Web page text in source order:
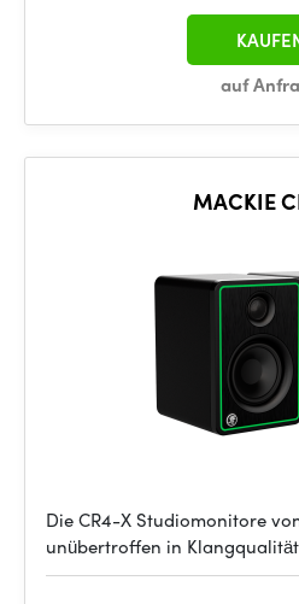
auf
MACKIE
Die CR4-X Studiomonitore
unübertroffen in